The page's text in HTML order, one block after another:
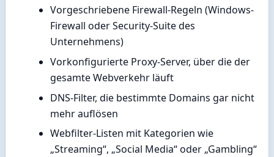
Vorgeschriebene Firewall-Regeln (Windows-
Firewall oder Security-Suite des
Unternehmens)
Vorkonfigurierte Proxy-Server, über die der
gesamte Webverkehr läuft
DNS-Filter, die bestimmte Domains gar nicht
mehr auflösen
Webfilter-Listen mit Kategorien wie
„Streaming“, „Social Media“ oder „Gambling“